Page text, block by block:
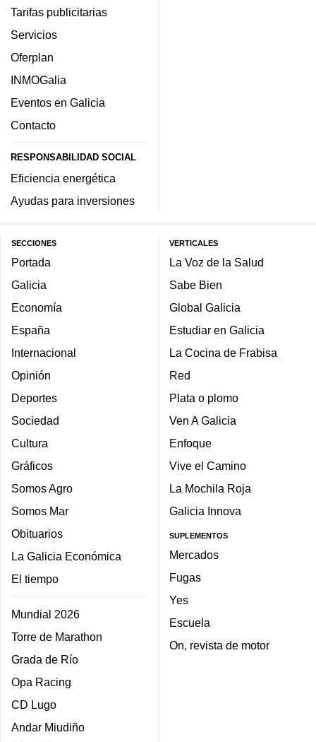
Tarifas publicitarias
Servicios
Oferplan
INMOGalia
Eventos en Galicia
Contacto
RESPONSABILIDAD SOCIAL
Eficiencia energética
Ayudas para inversiones
SECCIONES
Portada
Galicia
Economía
España
Internacional
Opinión
Deportes
Sociedad
Cultura
Gráficos
Somos Agro
Somos Mar
Obituarios
La Galicia Económica
El tiempo
Mundial 2026
Torre de Marathon
Grada de Río
Opa Racing
CD Lugo
Andar Miudiño
VERTICALES
La Voz de la Salud
Sabe Bien
Global Galicia
Estudiar en Galicia
La Cocina de Frabisa
Red
Plata o plomo
Ven A Galicia
Enfoque
Vive el Camino
La Mochila Roja
Galicia Innova
SUPLEMENTOS
Mercados
Fugas
Yes
Escuela
On, revista de motor